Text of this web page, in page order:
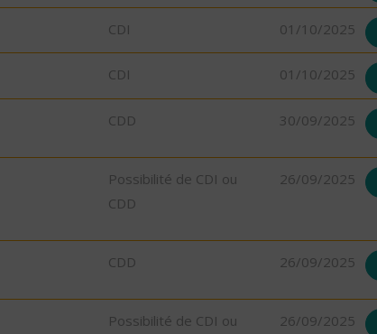
CDI 01/10/2025
CDI 01/10/2025
CDD 30/09/2025
Possibilité de CDI ou
CDD
26/09/2025
CDD 26/09/2025
Possibilité de CDI ou
26/09/2025